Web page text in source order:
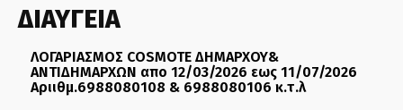
ΔΙΑΥΓΕΙΑ
ΛΟΓΑΡΙΑΣΜΟΣ COSMOTE ΔΗΜΑΡΧΟΥ&
ΑΝΤΙΔΗΜΑΡΧΩΝ απο 12/03/2026 εως 11/07/2026
Αριιθμ.6988080108 & 6988080106 κ.τ.λ